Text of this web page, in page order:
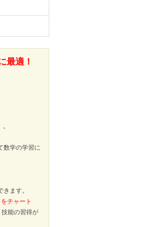
最適！
数学の学習に
きます。
チャート
技能の習得が